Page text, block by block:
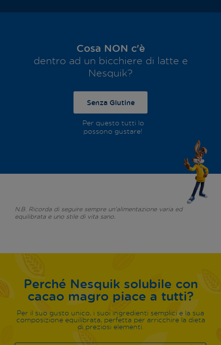
Cosa NON c'è
dentro ad un bicchiere di latte e
Nesquik?
Senza Glutine
Per questo tutti lo
possono gustare!
N.B. Ricorda di seguire sempre un'alimentazione varia ed
equilibrata e uno stile di vita sano.
Perché Nesquik solubile con
cacao magro piace a tutti?
Per il suo gusto unico, i suoi ingredienti semplici e la sua
composizione equilibrata, perfetta per arricchire la dieta
di preziosi elementi.